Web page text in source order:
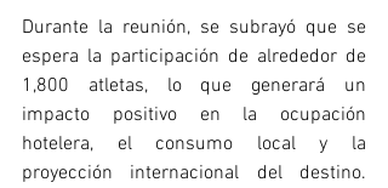
Durante la reunión, se subrayó que se
espera la participación de alrededor de
1,800 atletas, lo que generará un
impacto positivo en la ocupación
hotelera, el consumo local y la
proyección internacional del destino.